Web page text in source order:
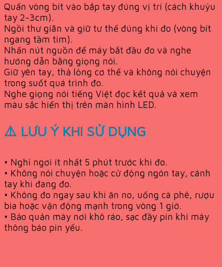
Quấn vòng bít vào bắp tay đúng vị trí (cách khuỷu
tay 2-3cm).
Ngồi thư giãn và giữ tư thế đúng khi đo (vòng bít
ngang tầm tim).
Nhấn nút nguồn để máy bắt đầu đo và nghe
hướng dẫn bằng giọng nói.
Giữ yên tay, thả lỏng cơ thể và không nói chuyện
trong suốt quá trình đo.
Nghe giọng nói tiếng Việt đọc kết quả và xem
màu sắc hiển thị trên màn hình LED.
⚠️ LƯU Ý KHI SỬ DỤNG
• Nghỉ ngơi ít nhất 5 phút trước khi đo.
• Không nói chuyện hoặc cử động ngón tay, cánh
tay khi đang đo.
• Không đo ngay sau khi ăn no, uống cà phê, rượu
bia hoặc vận động mạnh trong vòng 1 giờ.
• Bảo quản máy nơi khô ráo, sạc đầy pin khi máy
thông báo pin yếu.